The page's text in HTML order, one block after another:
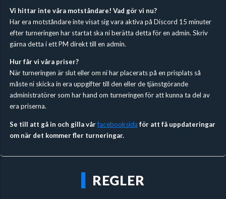
Vi hittar inte våra motståndare! Vad gör vi nu?
Har era motståndare inte visat sig vara aktiva på Discord 15 minuter
efter turneringen har startat ska ni berätta detta för en admin. Skriv
gärna detta i ett PM direkt till en admin.
Hur får vi våra priser?
När turneringen är slut eller om ni har placerats på en prisplats så
måste ni skicka in era uppgifter till den eller de tjänstgörande
administratörer som har hand om turneringen för att kunna ta del av
era priserna.
Se till att gå in och gilla vårfacebooksida för att få uppdateringar
om när det kommer fler turneringar.
REGLER